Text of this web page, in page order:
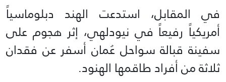
في المقابل، استدعت الهند دبلوماسياً
أمريكياً رفيعاً في نيودلهي، إثر هجوم على
سفينة قبالة سواحل عُمان أسفر عن فقدان
ثلاثة من أفراد طاقمها الهنود.